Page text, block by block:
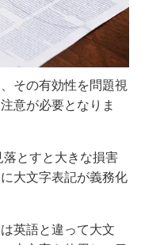
その有効性を問題視
意が必要となりま
とすと大きな損害
大文字表記が義務化
英語と違って大文